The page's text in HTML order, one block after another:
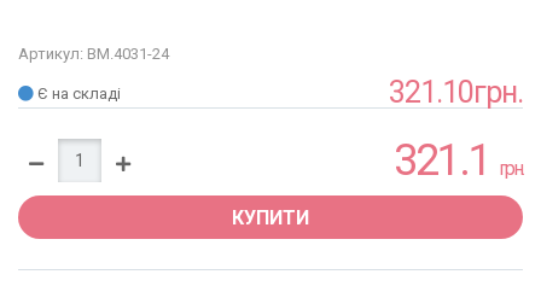
Артикул: BM.4031-24
Є на складі 321.10грн.
321.1 грн.
КУПИТИ